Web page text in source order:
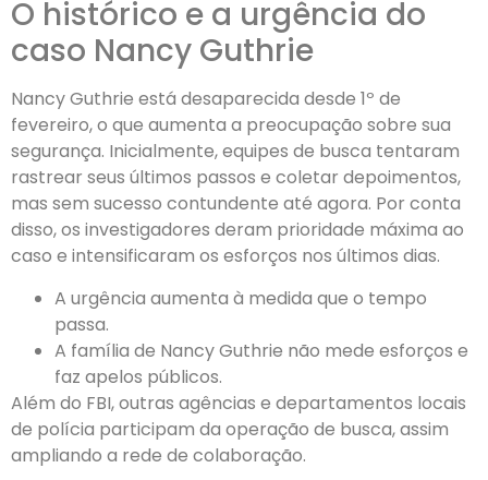
O histórico e a urgência do
caso Nancy Guthrie
Nancy Guthrie está desaparecida desde 1º de
fevereiro, o que aumenta a preocupação sobre sua
segurança. Inicialmente, equipes de busca tentaram
rastrear seus últimos passos e coletar depoimentos,
mas sem sucesso contundente até agora. Por conta
disso, os investigadores deram prioridade máxima ao
caso e intensificaram os esforços nos últimos dias.
A urgência aumenta à medida que o tempo
passa.
A família de Nancy Guthrie não mede esforços e
faz apelos públicos.
Além do FBI, outras agências e departamentos locais
de polícia participam da operação de busca, assim
ampliando a rede de colaboração.